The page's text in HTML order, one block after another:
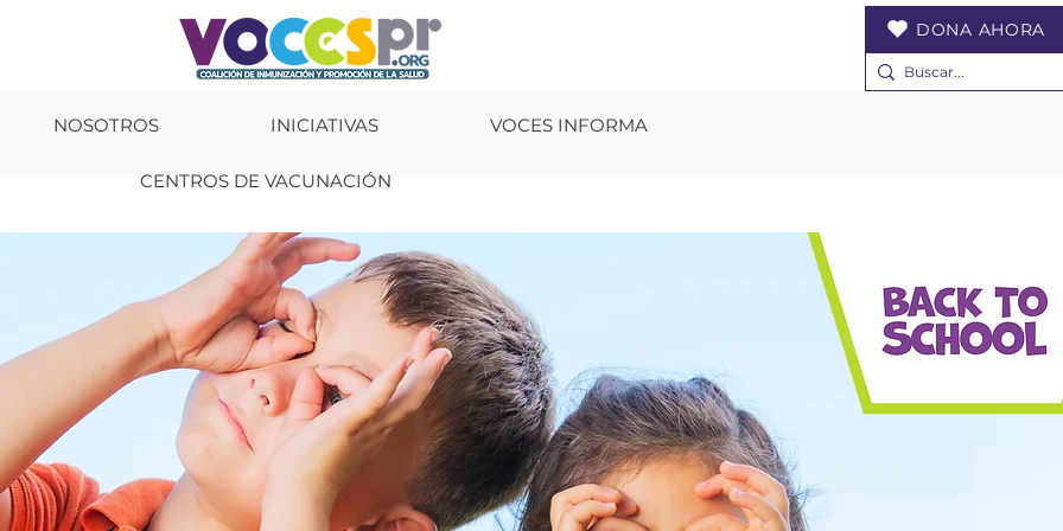
DONA AHORA
NOSOTROS INICIATIVAS VOCES INFORMA
CENTROS DE VACUNACIÓN